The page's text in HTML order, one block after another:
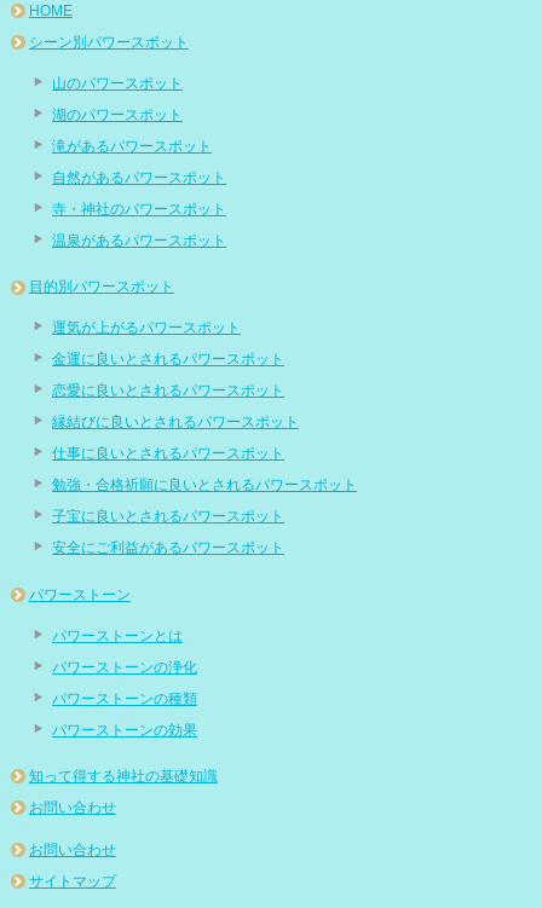
HOME
シーン別パワースポット
山のパワースポット
湖のパワースポット
滝があるパワースポット
自然があるパワースポット
寺・神社のパワースポット
温泉があるパワースポット
目的別パワースポット
運気が上がるパワースポット
金運に良いとされるパワースポット
恋愛に良いとされるパワースポット
縁結びに良いとされるパワースポット
仕事に良いとされるパワースポット
勉強・合格祈願に良いとされるパワースポット
子宝に良いとされるパワースポット
安全にご利益があるパワースポット
パワーストーン
パワーストーンとは
パワーストーンの浄化
パワーストーンの種類
パワーストーンの効果
知って得する神社の基礎知識
お問い合わせ
お問い合わせ
サイトマップ